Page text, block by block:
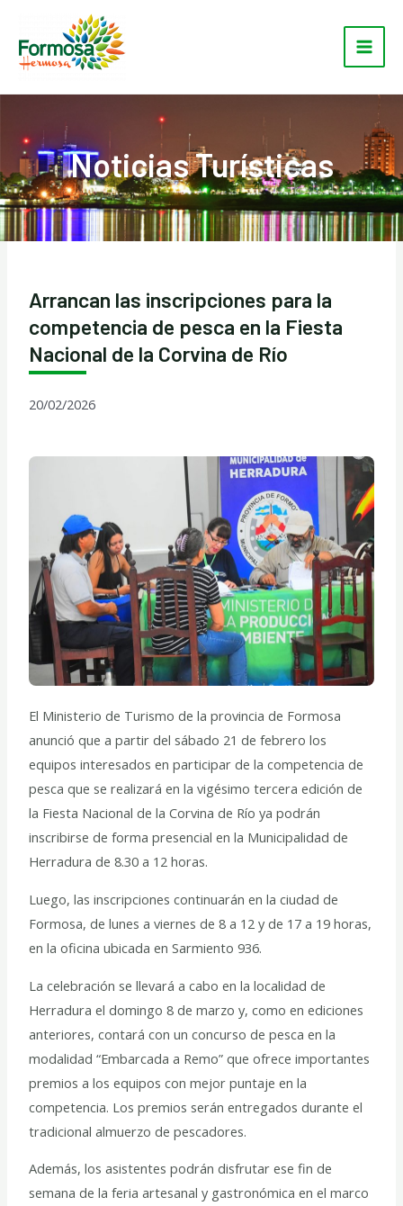
contenido
Noticias Turísticas
Arrancan las inscripciones para la
competencia de pesca en la Fiesta
Nacional de la Corvina de Río
20/02/2026
El Ministerio de Turismo de la provincia de Formosa
anunció que a partir del sábado 21 de febrero los
equipos interesados en participar de la competencia de
pesca que se realizará en la vigésimo tercera edición de
la Fiesta Nacional de la Corvina de Río ya podrán
inscribirse de forma presencial en la Municipalidad de
Herradura de 8.30 a 12 horas.
Luego, las inscripciones continuarán en la ciudad de
Formosa, de lunes a viernes de 8 a 12 y de 17 a 19 horas,
en la oficina ubicada en Sarmiento 936.
La celebración se llevará a cabo en la localidad de
Herradura el domingo 8 de marzo y, como en ediciones
anteriores, contará con un concurso de pesca en la
modalidad “Embarcada a Remo” que ofrece importantes
premios a los equipos con mejor puntaje en la
competencia. Los premios serán entregados durante el
tradicional almuerzo de pescadores.
Además, los asistentes podrán disfrutar ese fin de
semana de la feria artesanal y gastronómica en el marco